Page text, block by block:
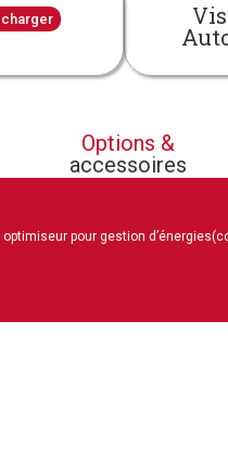
Options &
accessoires
pour gestion d’énergies